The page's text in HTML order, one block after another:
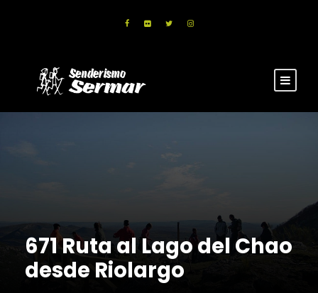
671 Ruta al Lago del Chao
desde Riolargo